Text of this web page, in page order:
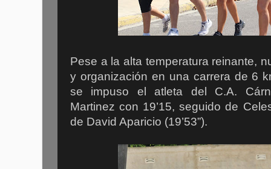
Pese a la alta temperatura reinante,
y organización en una carrera de 6
se impuso el atleta del C.A.
Martinez con 19’15, seguido de
de David Aparicio (19’53”).